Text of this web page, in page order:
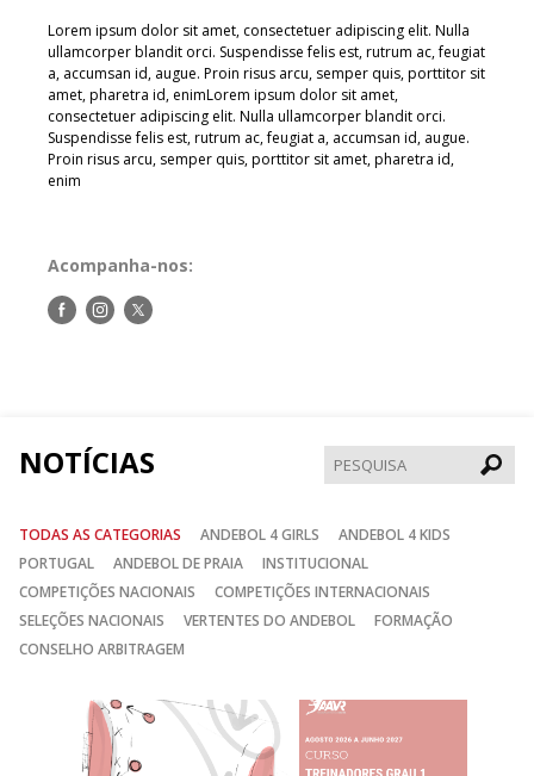
Lorem ipsum dolor sit amet, consectetuer adipiscing elit. Nulla
ullamcorper blandit orci. Suspendisse felis est, rutrum ac, feugiat
a, accumsan id, augue. Proin risus arcu, semper quis, porttitor sit
amet, pharetra id, enimLorem ipsum dolor sit amet,
consectetuer adipiscing elit. Nulla ullamcorper blandit orci.
Suspendisse felis est, rutrum ac, feugiat a, accumsan id, augue.
Proin risus arcu, semper quis, porttitor sit amet, pharetra id,
enim
Acompanha-nos:
Siga-Siga-Siga-
NOTÍCIAS
TODAS AS CATEGORIAS ANDEBOL 4 GIRLS
ANDEBOL 4 KIDS
PORTUGAL
ANDEBOL DE PRAIA
INSTITUCIONAL
COMPETIÇÕES NACIONAIS
COMPETIÇÕES INTERNACIONAIS
SELEÇÕES NACIONAIS
VERTENTES DO ANDEBOL
FORMAÇÃO
CONSELHO ARBITRAGEM
Anterior